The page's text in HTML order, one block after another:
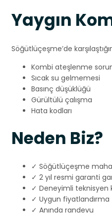
Yaygın
Söğütlüçeşme’de
Kombi ateşlenme
Sıcak su gelmemesi
Basınç düşüklüğü
Gürültülü çalışma
Hata kodları
Neden Biz?
✓ Söğütlüçeşme
✓ 2 yıl resmi garanti
✓ Deneyimli teknisyen
✓ Uygun fiyatlandırma
✓ Anında randevu